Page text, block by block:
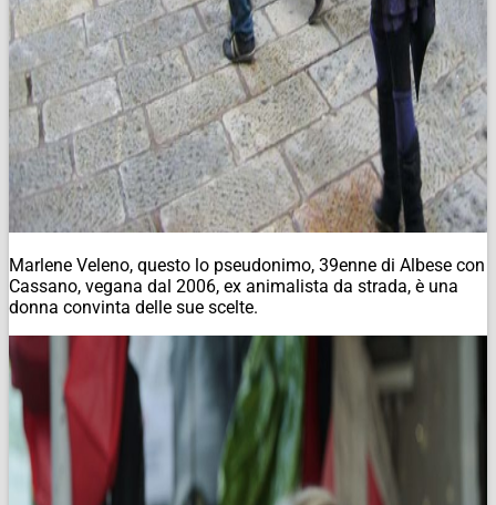
Marlene Veleno, questo lo pseudonimo, 39enne di Albese con
Cassano, vegana dal 2006, ex animalista da strada, è una
donna convinta delle sue scelte.